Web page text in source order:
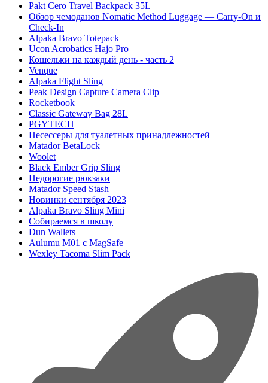
Pakt Cero Travel Backpack 35L
Обзор чемоданов Nomatic Method Luggage — Carry-On и
Check-In
Alpaka Bravo Totepack
Ucon Acrobatics Hajo Pro
Кошельки на каждый день - часть 2
Venque
Alpaka Flight Sling
Peak Design Capture Camera Clip
Rocketbook
Classic Gateway Bag 28L
PGYTECH
Несессеры для туалетных принадлежностей
Matador BetaLock
Woolet
Black Ember Grip Sling
Недорогие рюкзаки
Matador Speed Stash
Новинки сентября 2023
Alpaka Bravo Sling Mini
Собираемся в школу
Dun Wallets
Aulumu M01 с MagSafe
Wexley Tacoma Slim Pack